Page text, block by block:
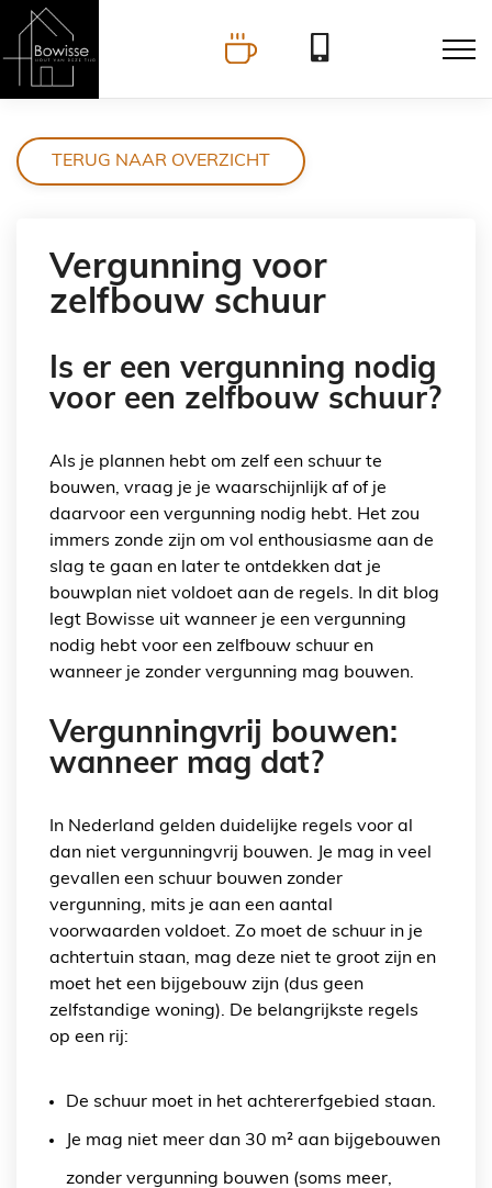
TERUG NAAR OVERZICHT
Vergunning voor
zelfbouw schuur
Is er een vergunning nodig
voor een zelfbouw schuur?
Als je plannen hebt om zelf een schuur te
bouwen, vraag je je waarschijnlijk af of je
daarvoor een vergunning nodig hebt. Het zou
immers zonde zijn om vol enthousiasme aan de
slag te gaan en later te ontdekken dat je
bouwplan niet voldoet aan de regels. In dit blog
legt Bowisse uit wanneer je een vergunning
nodig hebt voor een zelfbouw schuur en
wanneer je zonder vergunning mag bouwen.
Vergunningvrij bouwen:
wanneer mag dat?
In Nederland gelden duidelijke regels voor al
dan niet vergunningvrij bouwen. Je mag in veel
gevallen een schuur bouwen zonder
vergunning, mits je aan een aantal
voorwaarden voldoet. Zo moet de schuur in je
achtertuin staan, mag deze niet te groot zijn en
moet het een bijgebouw zijn (dus geen
zelfstandige woning). De belangrijkste regels
op een rij:
De schuur moet in het achtererfgebied staan.
Je mag niet meer dan 30 m² aan bijgebouwen
zonder vergunning bouwen (soms meer,